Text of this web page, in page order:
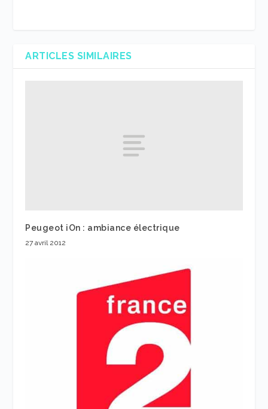
ARTICLES SIMILAIRES
Peugeot iOn : ambiance électrique
27 avril 2012